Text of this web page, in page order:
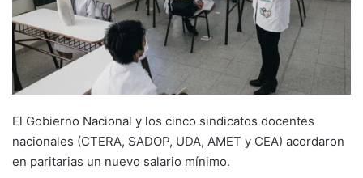
El Gobierno Nacional y los cinco sindicatos docentes
nacionales (CTERA, SADOP, UDA, AMET y CEA) acordaron
en paritarias un nuevo salario mínimo.